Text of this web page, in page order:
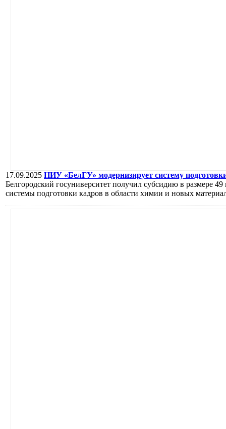
17.09.2025 НИУ «БелГУ» модернизирует систему
Белгородский госуниверситет получил субсидию в размере
системы подготовки кадров в области химии и новых